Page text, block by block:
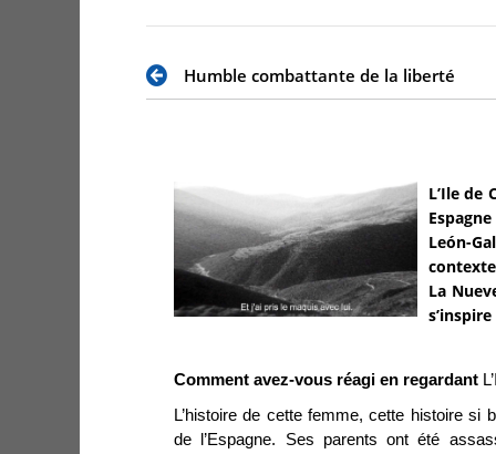
Humble combattante de la liberté
L’Ile de
León-
La
Comment avez-vous réagi en regardant
L’histoire de cette femme, cette histoire si
de l’Espagne. Ses parents ont été